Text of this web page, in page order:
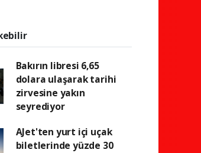
Bakırın libresi 6,65
dolara ulaşarak tarihi
zirvesine yakın
seyrediyor
AJet'ten yurt içi uçak
biletlerinde yüzde 30